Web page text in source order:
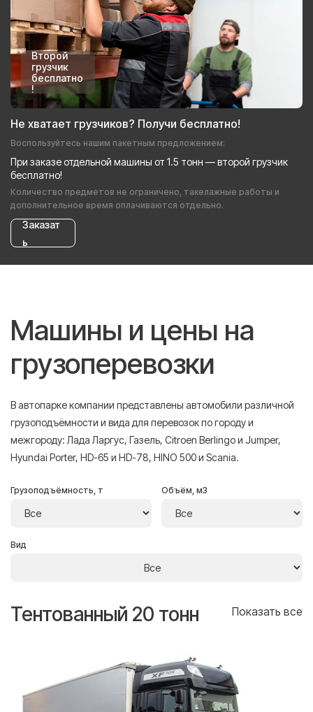
Второй
грузчик
бесплатно
!
Не хватает грузчиков? Получи бесплатно!
Воспользуйтесь нашим пакетным предложением:
При заказе отдельной машины от 1.5 тонн — второй грузчик
бесплатно!
Количество предметов не ограничено, такелажные работы и
дополнительное время оплачиваются отдельно.
Заказат
ь
Машины и цены на
грузоперевозки
В автопарке компании представлены автомобили различной
грузоподъёмности и вида для перевозок по городу и
межгороду: Лада Ларгус, Газель, Citroen Berlingo и Jumper,
Hyundai Porter, HD-65 и HD-78, HINO 500 и Scania.
Грузоподъёмность, т Объём, м3
Вид
Тентованный 20 тонн Показать все